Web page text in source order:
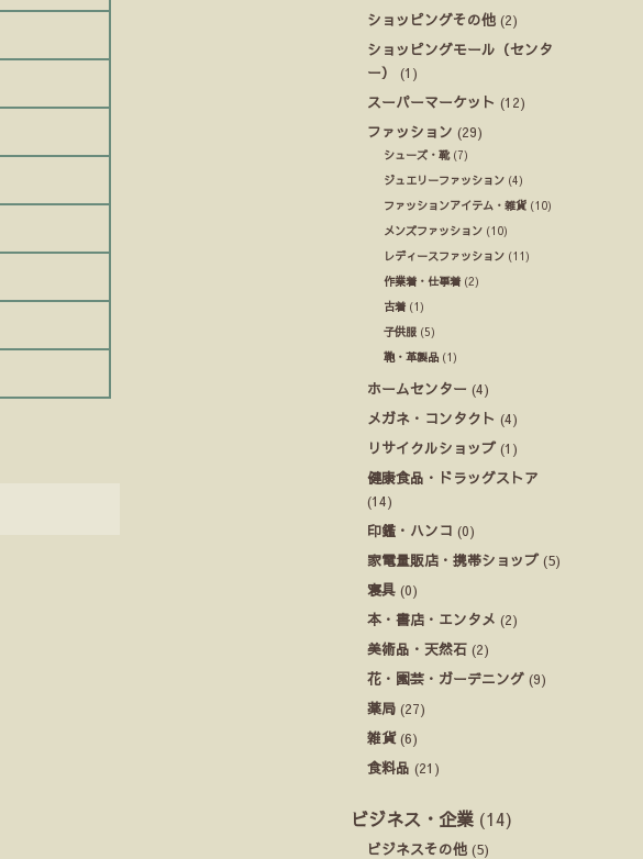
ショッピングその他 (2)
ショッピングモール（センタ
ー）
(1)
スーパーマーケット (12)
ファッション (29)
シューズ・靴(7)
ジュエリーファッション (4)
ファッションアイテム・雑貨 (10)
メンズファッション (10)
レディースファッション (11)
作業着・仕事着 (2)
古着 (1)
子供服 (5)
鞄・革製品 (1)
ホームセンター (4)
メガネ・コンタクト (4)
リサイクルショップ (1)
健康食品・ドラッグストア
(14)
印鑑・ハンコ (0)
家電量販店・携帯ショップ (5)
寝具 (0)
本・書店・エンタメ (2)
美術品・天然石 (2)
花・園芸・ガーデニング (9)
薬局 (27)
雑貨(6)
食料品 (21)
ビジネス・企業 (14)
ビジネスその他 (5)